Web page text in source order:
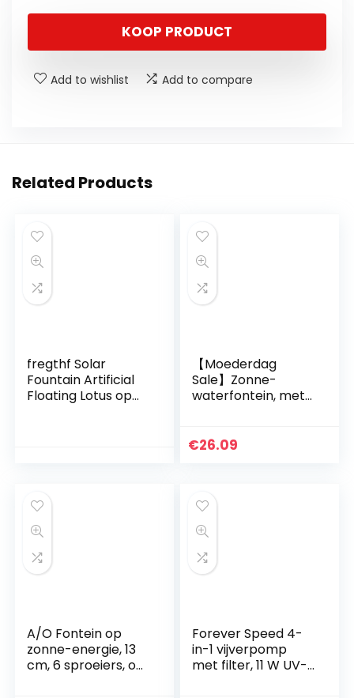
KOOP PRODUCT
Add to wishlist Add to compare
Related Products
fregthf Solar
Fountain Artificial
Floating Lotus op
【Moederdag
Sale】Zonne-
waterfontein, met
fontein Andere
voor tuin Kleine
vijverdecoratie
€26.09
A/O Fontein op
zonne-energie, 13
cm, 6 sproeiers, op
Forever Speed 4-
in-1 vijverpomp
met filter, 11 W UV-